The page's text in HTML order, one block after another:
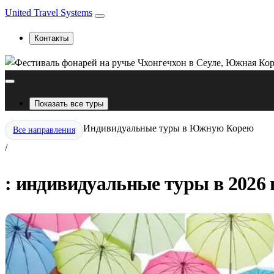
United Travel Systems
Контакты
Показать все туры
Все направления
/
Индивидуальные туры в Южную Корею
: индивидуальные туры в 2026